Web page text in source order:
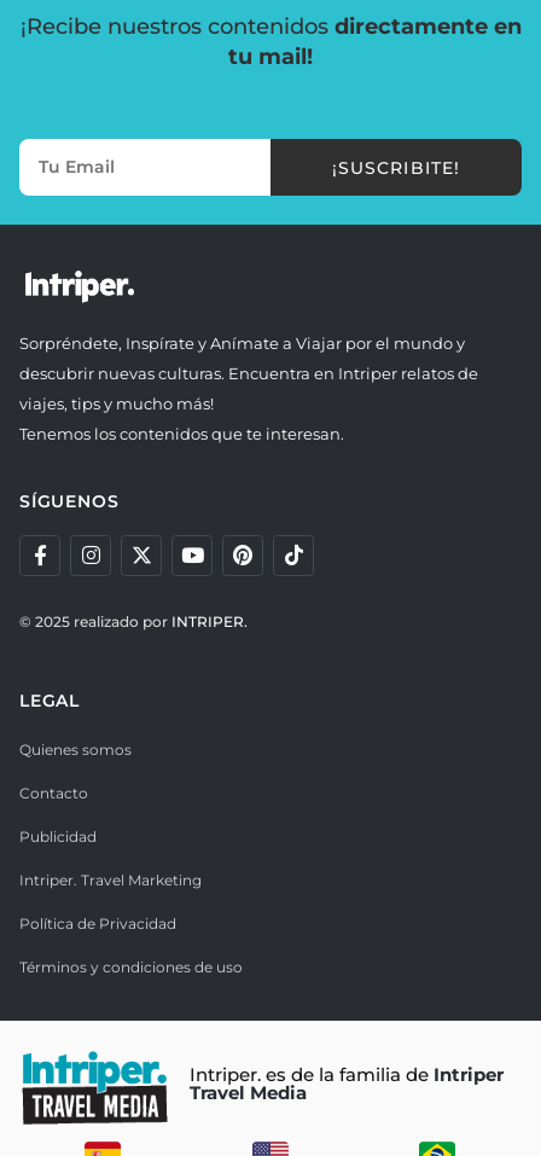
¡Recibe nuestros contenidos directamente en
tu mail!
¡SUSCRIBITE!
Sorpréndete, Inspírate y Anímate a Viajar por el mundo y
descubrir nuevas culturas. Encuentra en Intriper relatos de
viajes, tips y mucho más!
Tenemos los contenidos que te interesan.
SÍGUENOS
© 2025 realizado por INTRIPER.
LEGAL
Quienes somos
Contacto
Publicidad
Intriper. Travel Marketing
Política de Privacidad
Términos y condiciones de uso
Intriper. es de la familia de Intriper
Travel Media